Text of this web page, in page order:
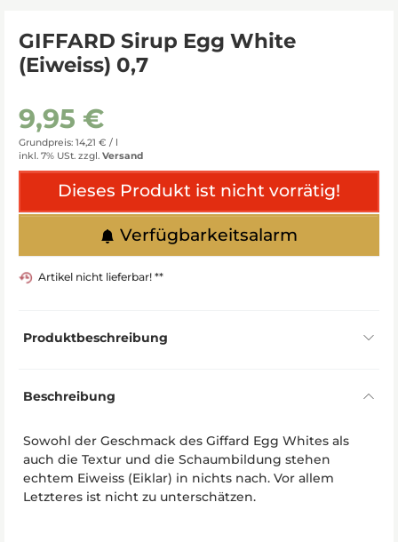
GIFFARD Sirup Egg White
(Eiweiss) 0,7
9,95 €
Grundpreis: 14,21 € / l
inkl. 7% USt. zzgl. Versand
Dieses Produkt ist nicht vorrätig!
Verfügbarkeitsalarm
Artikel nicht lieferbar! **
Produktbeschreibung
Beschreibung
Sowohl der Geschmack des Giffard Egg Whites als
auch die Textur und die Schaumbildung stehen
echtem Eiweiss (Eiklar) in nichts nach. Vor allem
Letzteres ist nicht zu unterschätzen.